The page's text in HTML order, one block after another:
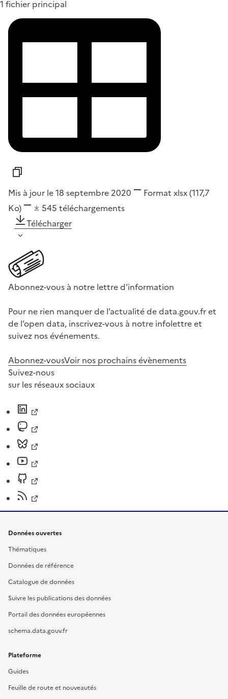
1 fichier principal
Mis à jour le 18 septembre 2020 Format xlsx(117,7
Ko)
545 téléchargements
Télécharger
Abonnez-vous à notre lettre d'information
Pour ne rien manquer de l’actualité de data.gouv.fr et
de l’open data, inscrivez-vous à notre infolettre et
suivez nos événements.
Abonnez-vousVoir nos prochains évènements
Suivez-nous
sur les réseaux sociaux
Données ouvertes
Thématiques
Données de référence
Catalogue de données
Suivre les publications des données
Portail des données européennes
schema.data.gouv.fr
Plateforme
Guides
Feuille de route et nouveautés